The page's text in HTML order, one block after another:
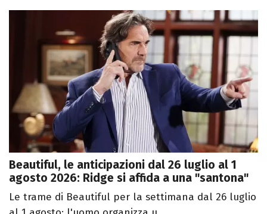
Beautiful, le anticipazioni dal 26 luglio al 1
agosto 2026: Ridge si affida a una "santona"
Le trame di Beautiful per la settimana dal 26 luglio